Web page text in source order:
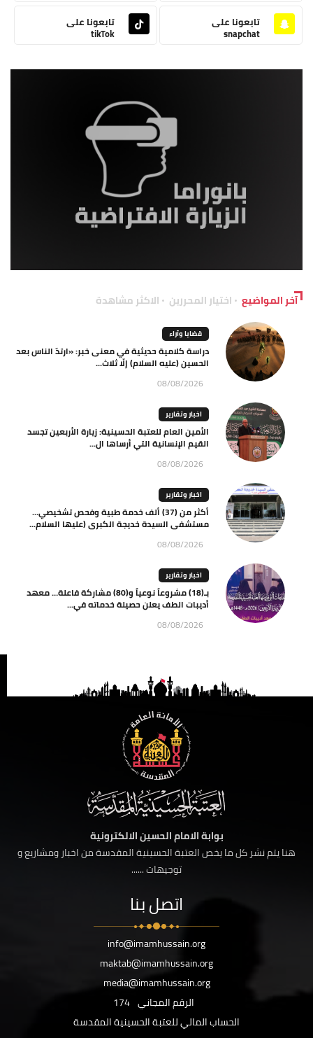
تابعونا على
snapchat
تابعونا على
tikTok
آخر المواضيع اختيار المحررين الاكثر مشاهدة
قضايا وآراء
دراسة كلامية حديثية في معنى خبر: «ارتدّ الناس بعد
الحسين (عليه السلام) إلّا ثلاث...
08/08/2026
اخبار وتقارير
الأمين العام للعتبة الحسينية: زيارة الأربعين تجسد
القيم الإنسانية التي أرساها ال...
08/08/2026
اخبار وتقارير
أكثر من (37) ألف خدمة طبية وفحص تشخيصي…
مستشفى السيدة خديجة الكبرى (عليها السلام...
08/08/2026
اخبار وتقارير
بـ(18) مشروعاً نوعياً و(80) مشاركة فاعلة… معهد
أديبات الطف يعلن حصيلة خدماته في...
08/08/2026
بوابة الامام الحسين الالكترونية
هنا يتم نشر كل ما يخص العتبة الحسينية المقدسة من اخبار ومشاريع و
توجيهات ......
اتصل بنا
info@imamhussain.org
maktab@imamhussain.org
media@imamhussain.org
الرقم المجاني 174
الحساب المالي للعتبة الحسينية المقدسة